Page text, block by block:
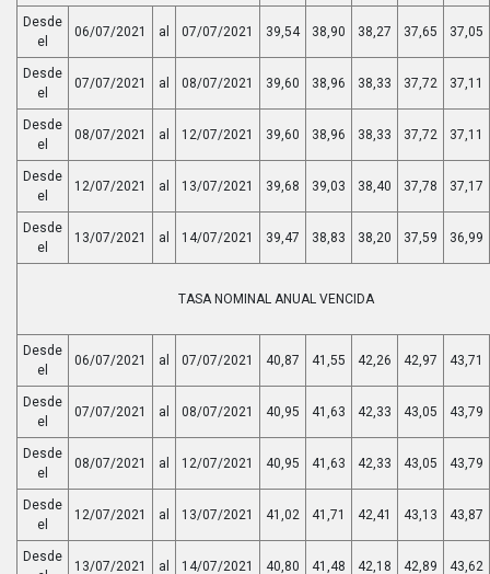
Desde
el
06/07/2021 al 07/07/2021 39,54 38,90 38,27 37,65 37,05
Desde
el
07/07/2021 al 08/07/2021 39,60 38,96 38,33 37,72 37,11
Desde
el
08/07/2021 al 12/07/2021 39,60 38,96 38,33 37,72 37,11
Desde
el
12/07/2021 al 13/07/2021 39,68 39,03 38,40 37,78 37,17
Desde
el
13/07/2021 al 14/07/2021 39,47 38,83 38,20 37,59 36,99
TASA NOMINAL ANUAL VENCIDA
Desde
el
06/07/2021 al 07/07/2021 40,87 41,55 42,26 42,97 43,71
Desde
el
07/07/2021 al 08/07/2021 40,95 41,63 42,33 43,05 43,79
Desde
el
08/07/2021 al 12/07/2021 40,95 41,63 42,33 43,05 43,79
Desde
el
12/07/2021 al 13/07/2021 41,02 41,71 42,41 43,13 43,87
Desde
13/07/2021 al 14/07/2021 40,80 41,48 42,18 42,89 43,62